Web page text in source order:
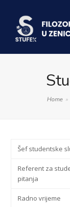
Home »
Šef studentske
Referent za
pitanja
Radno vrijeme